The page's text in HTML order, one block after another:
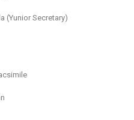
(Yunior Secretary)